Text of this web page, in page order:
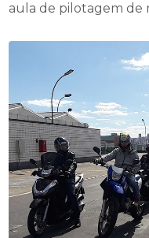
aula de pilotagem de